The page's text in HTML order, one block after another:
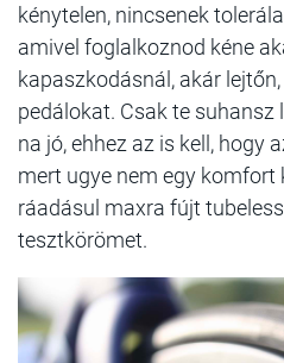
kénytelen, nincsenek
amivel foglalkoznod kéne
kapaszkodásnál, akár
pedálokat. Csak te
na jó, ehhez az is kell, hogy
mert ugye nem egy komfort
ráadásul maxra fújt
tesztkörömet.